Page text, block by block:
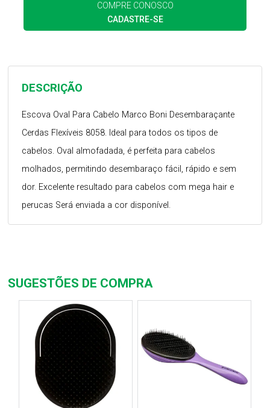
COMPRE CONOSCO
CADASTRE-SE
DESCRIÇÃO
Escova Oval Para Cabelo Marco Boni Desembaraçante
Cerdas Flexíveis 8058. Ideal para todos os tipos de
cabelos. Oval almofadada, é perfeita para cabelos
molhados, permitindo desembaraço fácil, rápido e sem
dor. Excelente resultado para cabelos com mega hair e
perucas Será enviada a cor disponível.
SUGESTÕES DE COMPRA